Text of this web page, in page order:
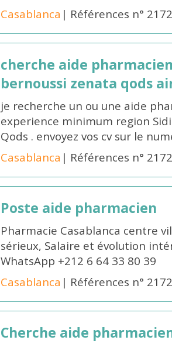
Casablanca | Références n°
cherche aide
bernoussi zenata qods
je recherche un ou une aide
experience minimum region
Qods . envoyez vos cv sur le
Casablanca | Références n°
Poste aide pharmacien
Pharmacie Casablanca centre
sérieux, Salaire et évolution
WhatsApp +212 6 64 33 80 39
Casablanca | Références n°
Cherche aide